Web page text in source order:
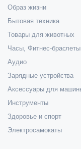
Образ жизни
Бытовая техника
Товары для животных
Часы, Фитнес-браслеты
Аудио
Зарядные устройства
Аксессуары для
Инструменты
Здоровье и спорт
Электросамокаты